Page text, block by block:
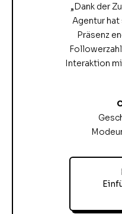
„Dank der
Agentur hat
Präsenz
Interaktion